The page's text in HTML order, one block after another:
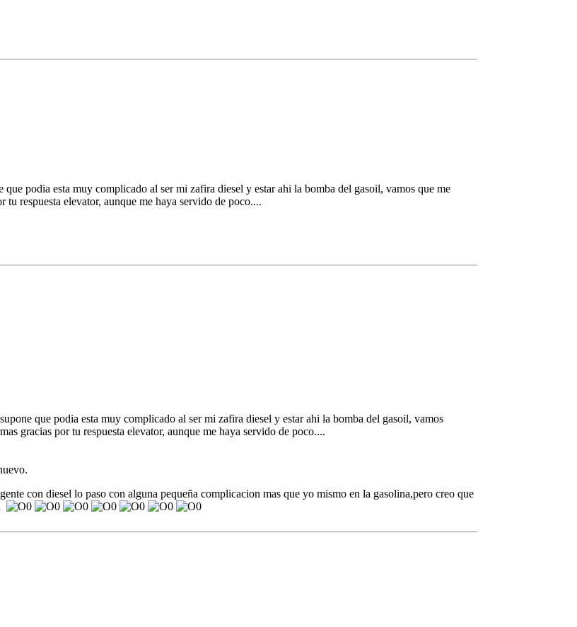
podia esta muy complicado al ser mi zafira diesel y estar ahi la bomba del gasoil, vamos que me
respuesta elevator, aunque me haya servido de poco....
que podia esta muy complicado al ser mi zafira diesel y estar ahi la bomba del gasoil, vamos
gracias por tu respuesta elevator, aunque me haya servido de poco....
con diesel lo paso con alguna pequeña complicacion mas que yo mismo en la gasolina,pero creo que